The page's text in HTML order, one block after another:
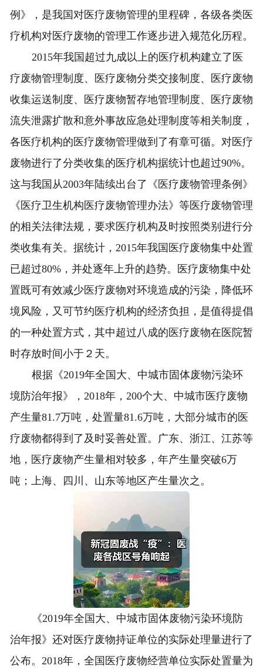
例》，是我国对医疗废物管理的里程碑，各级各类医
疗机构对医疗废物的管理工作逐步进入规范化历程。
2015年我国超过九成以上的医疗机构建立了医
疗废物管理制度、医疗废物分类交接制度、医疗废物
收集运送制度、医疗废物暂存地管理制度、医疗废物
流失泄露扩散和意外事故应急处理制度等相关制度，
各医疗机构的医疗废物管理做到了有章可循。对医疗
废物进行了分类收集的医疗机构据统计也超过90%。
这与我国从2003年陆续出台了《医疗废物管理条例》
《医疗卫生机构医疗废物管理办法》等医疗废物管理
的相关法律法规，要求医疗机构及时按照类别进行分
类收集有关。据统计，2015年我国医疗废物集中处置
已超过80%，并处逐年上升的趋势。医疗废物集中处
置既可有效减少医疗废物对环境造成的污染，降低环
境风险，又可节约医疗机构的经济负担，是值得提倡
的一种处置方式，其中超过八成的医疗废物在医院暂
时存放时间小于２天。
根据《2019年全国大、中城市固体废物污染环
境防治年报》，2018年，200个大、中城市医疗废物
产生量81.7万吨，处置量81.6万吨，大部分城市的医
疗废物都得到了及时妥善处置。广东、浙江、江苏等
地，医疗废物产生量相对较多，年产生量突破6万
吨；上海、四川、山东等地区产生量次之。
《2019年全国大、中城市固体废物污染环境防
治年报》还对医疗废物持证单位的实际处理量进行了
公布。2018年，全国医疗废物经营单位实际处置量为